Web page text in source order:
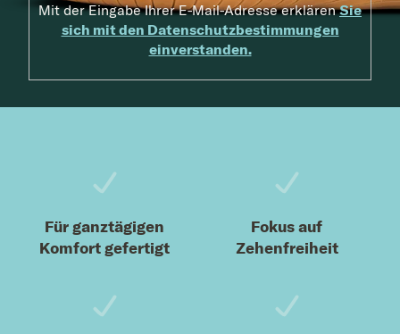
Mit der Eingabe Ihrer E-Mail-Adresse erklärenSie
sich mit den Datenschutzbestimmungen
einverstanden.
Für ganztägigen
Komfort gefertigt
Fokus auf
Zehenfreiheit